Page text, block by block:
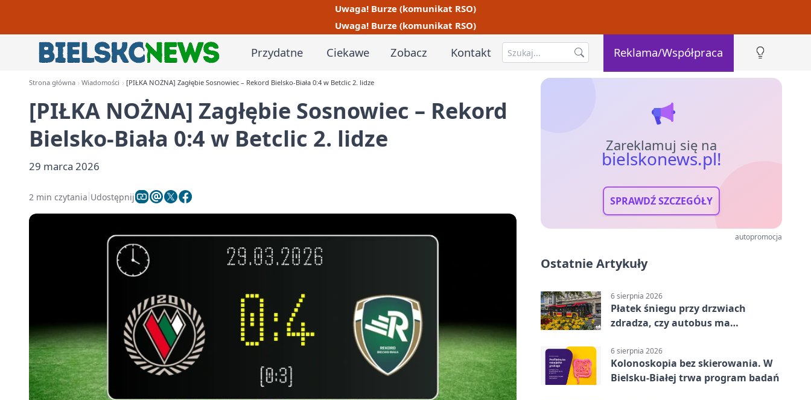
Uwaga! Burze (komunikat RSO)
Uwaga! Burze (komunikat RSO)
Przydatne Ciekawe Zobacz Kontakt Reklama/Współpraca
Strona główna Wiadomości [PIŁKA NOŻNA] Zagłębie Sosnowiec – Rekord Bielsko-Biała 0:4 w Betclic 2. lidze
[PIŁKA NOŻNA] Zagłębie Sosnowiec – Rekord
Bielsko-Biała 0:4 w Betclic 2. lidze
29 marca 2026
2 min czytania Udostępnij
Zareklamuj się na
bielskonews.pl!
SPRAWDŹ SZCZEGÓŁY
autopromocja
Ostatnie Artykuły
6 sierpnia 2026
Płatek śniegu przy drzwiach
zdradza, czy autobus ma
6 sierpnia 2026
Kolonoskopia bez skierowania. W
Bielsku-Białej trwa program badań